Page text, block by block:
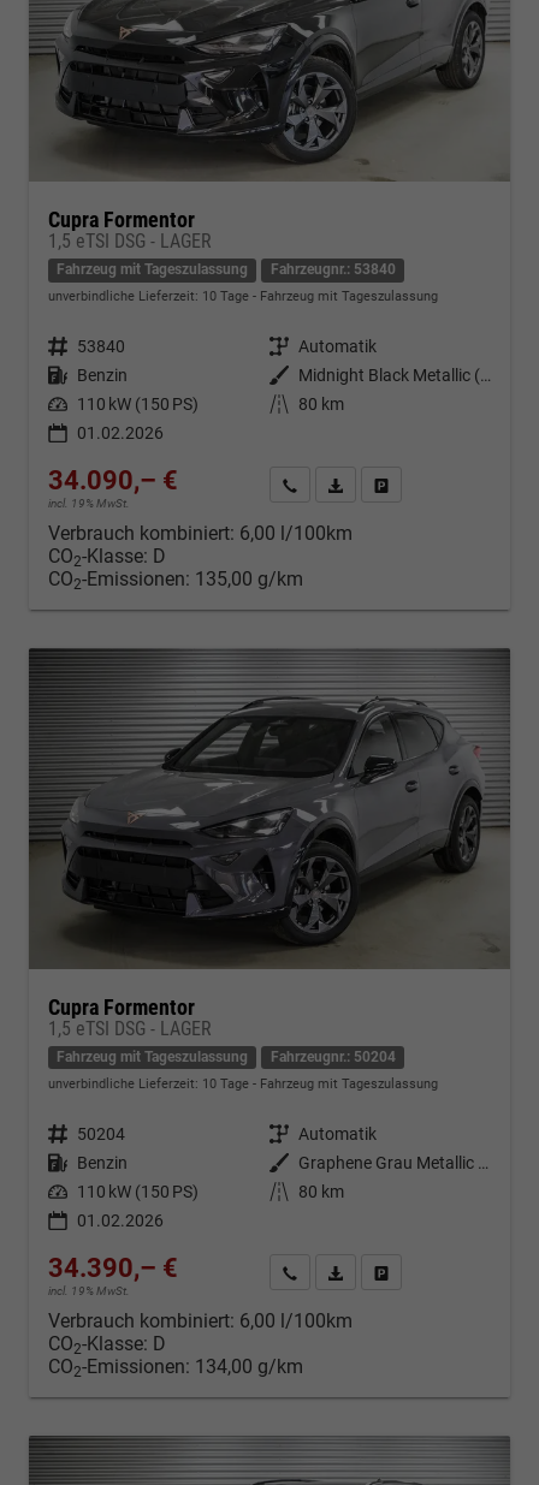
Cupra Formentor
1,5 eTSI DSG - LAGER
Fahrzeug mit Tageszulassung Fahrzeugnr.: 53840
unverbindliche Lieferzeit: 10 Tage Fahrzeug mit Tageszulassung
Fahrzeugnr. 53840 Getriebe Automatik
Kraftstoff Benzin Außenfarbe
Midnight Black Metallic (0E)
Leistung 110 kW (150 PS) Kilometerstand
80 km
01.02.2026
34.090,– €
incl. 19% MwSt.
Kontakt & Angebot anfordern
PDF-Datei, Fahrzeugexposé
Verbrauch kombiniert: 6,00 l/100km
CO2-Klasse: D
CO2-Emissionen: 135,00 g/km
Cupra Formentor
1,5 eTSI DSG - LAGER
Fahrzeug mit Tageszulassung Fahrzeugnr.: 50204
unverbindliche Lieferzeit: 10 Tage Fahrzeug mit Tageszulassung
Fahrzeugnr. 50204 Getriebe Automatik
Kraftstoff Benzin Außenfarbe
Graphene Grau Metallic (R6)
Leistung 110 kW (150 PS) Kilometerstand
80 km
01.02.2026
34.390,– €
incl. 19% MwSt.
Kontakt & Angebot anfordern
PDF-Datei, Fahrzeugexposé
Verbrauch kombiniert: 6,00 l/100km
CO2-Klasse: D
CO2-Emissionen: 134,00 g/km